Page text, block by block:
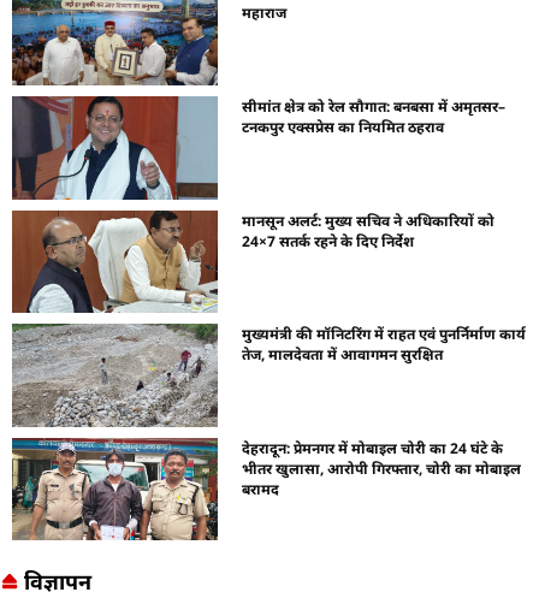
महाराज
सीमांत क्षेत्र को रेल सौगात: बनबसा में अमृतसर–
टनकपुर एक्सप्रेस का नियमित ठहराव
मानसून अलर्ट: मुख्य सचिव ने अधिकारियों को
24×7 सतर्क रहने के दिए निर्देश
मुख्यमंत्री की मॉनिटरिंग में राहत एवं पुनर्निर्माण कार्य
तेज, मालदेवता में आवागमन सुरक्षित
देहरादून: प्रेमनगर में मोबाइल चोरी का 24 घंटे के
भीतर खुलासा, आरोपी गिरफ्तार, चोरी का मोबाइल
बरामद
विज्ञापन